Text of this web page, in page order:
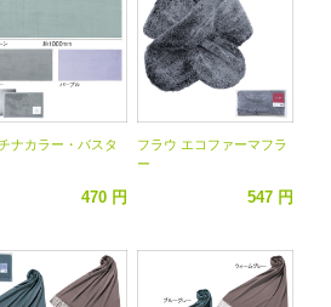
ナカラー・バスタ
470 円
フラウ エコファーマフラ
ー
547 円